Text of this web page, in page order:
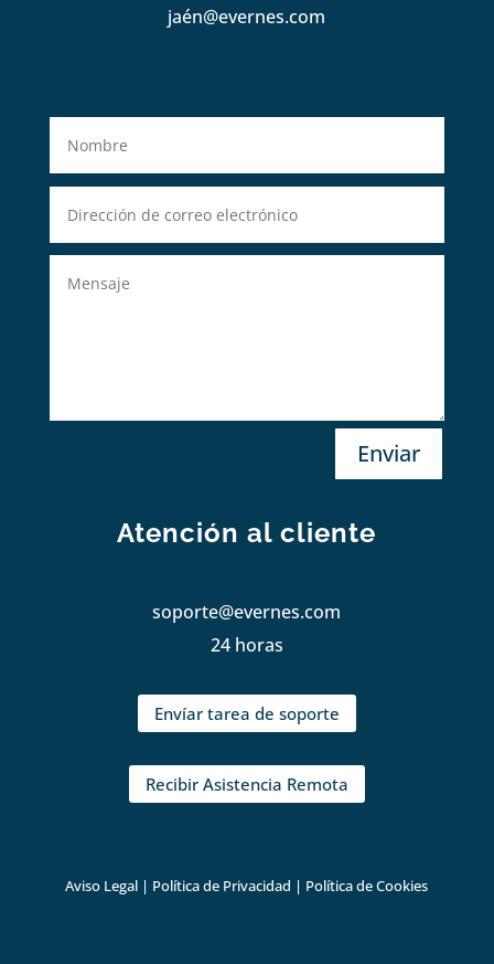
jaén@evernes.com
Enviar
Atención al cliente
soporte@evernes.com
24 horas
Envíar tarea de soporte
Recibir Asistencia Remota
Aviso Legal | Política de Privacidad | Política de Cookies